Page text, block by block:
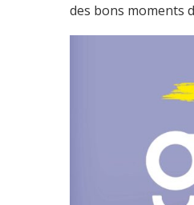
des bons moments